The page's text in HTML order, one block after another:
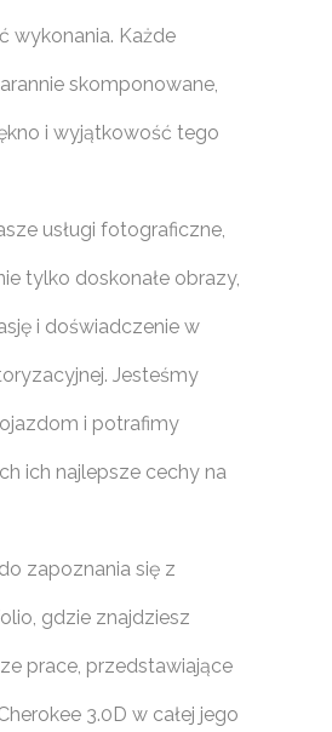
wykonania. Każde
skomponowane,
i wyjątkowość tego
usługi fotograficzne,
tylko doskonałe obrazy,
i doświadczenie w
Jesteśmy
i potrafimy
ich najlepsze cechy na
zapoznania się z
gdzie znajdziesz
prace, przedstawiające
3.0D w całej jego